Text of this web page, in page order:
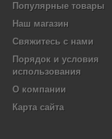
Популярные товары
Наш магазин
Свяжитесь с нами
Порядок и условия
использования
О компании
Карта сайта